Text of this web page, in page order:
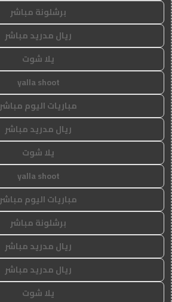
برشلونة مباشر
ريال مدريد مباشر
يلا شوت
yalla shoot
مباريات اليوم مباشر
ريال مدريد مباشر
يلا شوت
yalla shoot
مباريات اليوم مباشر
برشلونة مباشر
ريال مدريد مباشر
ريال مدريد مباشر
يلا شوت